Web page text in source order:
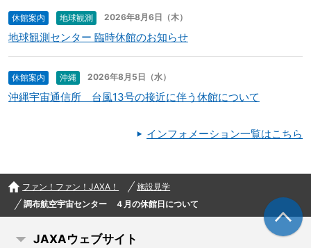
休館案内 地球観測 2026年8月6日（木）
地球観測センター 臨時休館のお知らせ
休館案内 沖縄 2026年8月5日（水）
沖縄宇宙通信所 台風13号の接近に伴う休館について
インフォメーション一覧はこちら
ファン！ファン！JAXA！
施設見学
調布航空宇宙センター ４月の休館日について
JAXAウェブサイト